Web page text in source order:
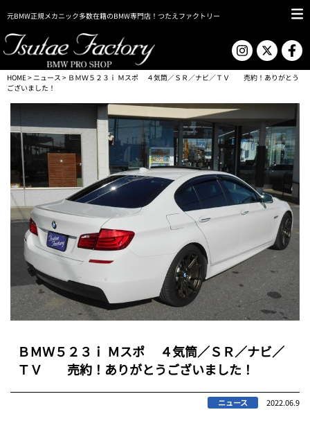
元BMW正規メカニック多数在籍のBMW専門店！つたえファクトリー
HOME> ニュース > ＢＭＷ５２３ｉ Ｍスポ ４気筒／ＳＲ／ナビ／ＴＶ 売約！ありがとう
ございました！
ＢＭＷ５２３ｉ Ｍスポ ４気筒／ＳＲ／ナビ／
ＴＶ 売約！ありがとうございました！
ニュース 2022.06.9